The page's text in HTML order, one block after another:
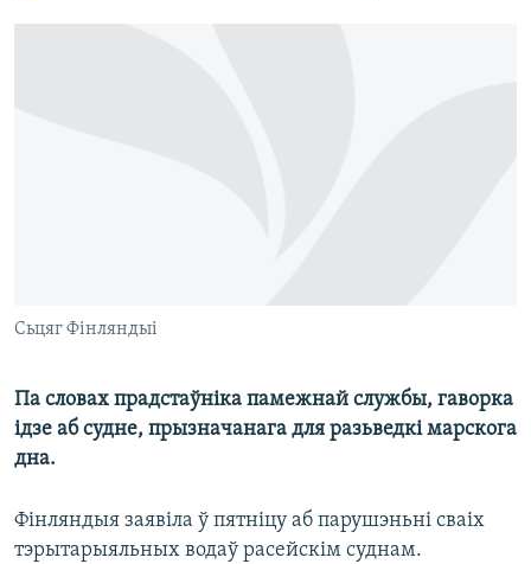
Сьцяг Фінляндыі
Па словах прадстаўніка памежнай службы, гаворка
ідзе аб судне, прызначанага для разьведкі марскога
дна.
Фінляндыя заявіла ў пятніцу аб парушэньні сваіх
тэрытарыяльных водаў расейскім суднам.